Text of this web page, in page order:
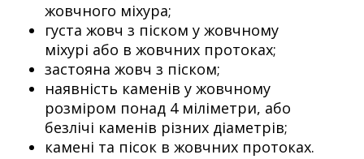
жовчного міхура;
густа жовч з піском у жовчному
міхурі або в жовчних протоках;
застояна жовч з піском;
наявність каменів у жовчному
розміром понад 4 міліметри, або
безлічі каменів різних діаметрів;
камені та пісок в жовчних протоках.